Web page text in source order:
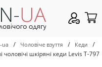
ua / Чоловіче взуття / Кеди
/
чоловічі шкіряні кеди Levis Т-797